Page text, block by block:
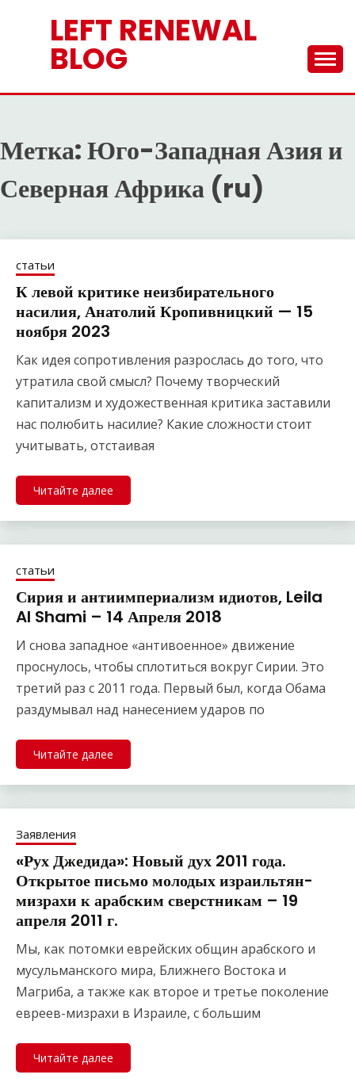
содержимомуLEFT RENEWAL
BLOG
Метка:Юго-Западная Азия и
Северная Африка (ru)
статьи
К левой критике неизбирательного
насилия, Анатолий Кропивницкий — 15
ноября 2023
Как идея сопротивления разрослась до того, что
утратила свой смысл? Почему творческий
капитализм и художественная критика заставили
нас полюбить насилие? Какие сложности стоит
учитывать, отстаивая
Читайте далее
статьи
Сирия и антиимпериализм идиотов, Leila
Al Shami – 14 Апреля 2018
И снова западное «антивоенное» движение
проснулось, чтобы сплотиться вокруг Сирии. Это
третий раз с 2011 года. Первый был, когда Обама
раздумывал над нанесением ударов по
Читайте далее
Заявления
«Рух Джедида»: Новый дух 2011 года.
Открытое письмо молодых израильтян-
мизрахи к арабским сверстникам – 19
апреля 2011 г.
Мы, как потомки еврейских общин арабского и
мусульманского мира, Ближнего Востока и
Магриба, а также как второе и третье поколение
евреев-мизрахи в Израиле, с большим
Читайте далее